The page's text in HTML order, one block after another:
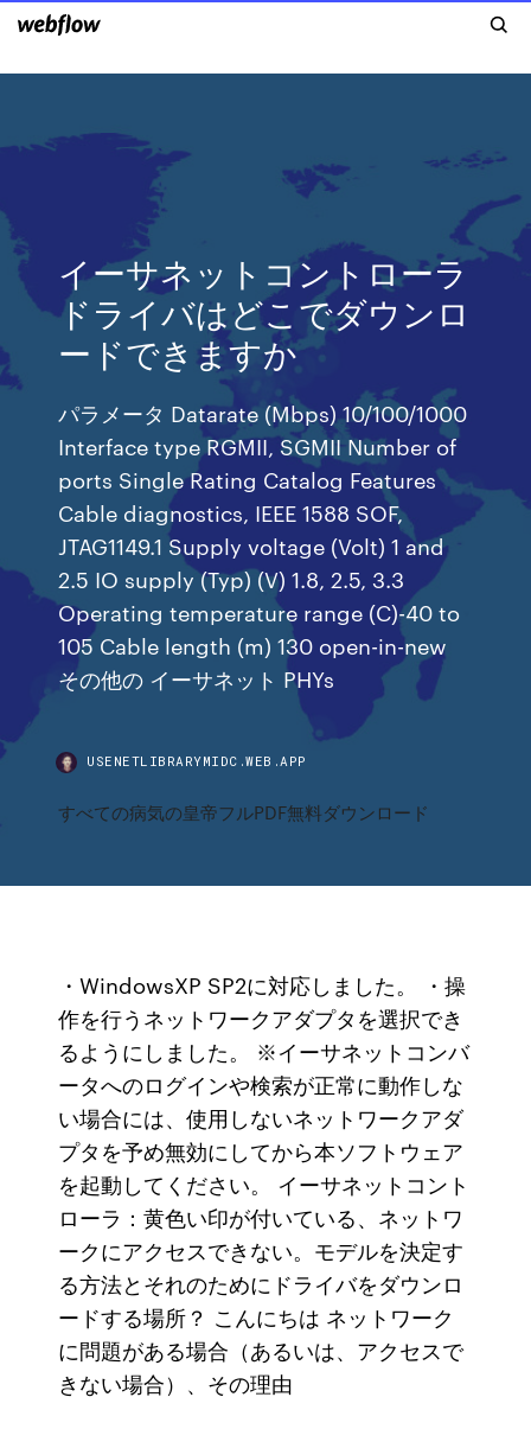
イーサネットコントローラ
ドライバはどこでダウンロ
ードできますか
パラメータ Datarate (Mbps) 10/100/1000
Interface type RGMII, SGMII Number of
ports Single Rating Catalog Features
Cable diagnostics, IEEE 1588 SOF,
JTAG1149.1 Supply voltage (Volt) 1 and
2.5 IO supply (Typ) (V) 1.8, 2.5, 3.3
Operating temperature range (C)-40 to
105 Cable length (m) 130 open-in-new
その他の イーサネット PHYs
USENETLIBRARYMIDC.WEB.APP
すべての病気の皇帝フルPDF無料ダウンロード
・WindowsXP SP2に対応しました。 ・操
作を行うネットワークアダプタを選択でき
るようにしました。 ※イーサネットコンバ
ータへのログインや検索が正常に動作しな
い場合には、使用しないネットワークアダ
プタを予め無効にしてから本ソフトウェア
を起動してください。 イーサネットコント
ローラ：黄色い印が付いている、ネットワ
ークにアクセスできない。モデルを決定す
る方法とそれのためにドライバをダウンロ
ードする場所？ こんにちは ネットワーク
に問題がある場合（あるいは、アクセスで
きない場合）、その理由